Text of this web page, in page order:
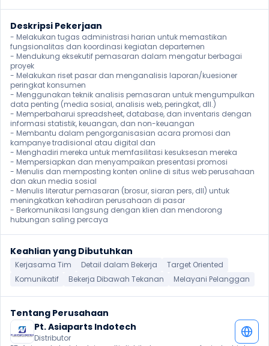
Deskripsi Pekerjaan
- Melakukan tugas administrasi harian untuk memastikan
fungsionalitas dan koordinasi kegiatan departemen
- Mendukung eksekutif pemasaran dalam mengatur berbagai
proyek
- Melakukan riset pasar dan menganalisis laporan/kuesioner
peringkat konsumen
- Menggunakan teknik analisis pemasaran untuk mengumpulkan
data penting (media sosial, analisis web, peringkat, dll.)
- Memperbaharui spreadsheet, database, dan inventaris dengan
informasi statistik, keuangan, dan non-keuangan
- Membantu dalam pengorganisasian acara promosi dan
kampanye tradisional atau digital dan
- Menghadiri mereka untuk memfasilitasi kesuksesan mereka
- Mempersiapkan dan menyampaikan presentasi promosi
- Menulis dan memposting konten online di situs web perusahaan
dan akun media sosial
- Menulis literatur pemasaran (brosur, siaran pers, dll) untuk
meningkatkan kehadiran perusahaan di pasar
- Berkomunikasi langsung dengan klien dan mendorong
hubungan saling percaya
Keahlian yang Dibutuhkan
Kerjasama Tim Detail dalam Bekerja
Target Oriented
Komunikatif
Bekerja Dibawah Tekanan Melayani Pelanggan
Tentang Perusahaan
Pt. Asiaparts Indotech
Distributor